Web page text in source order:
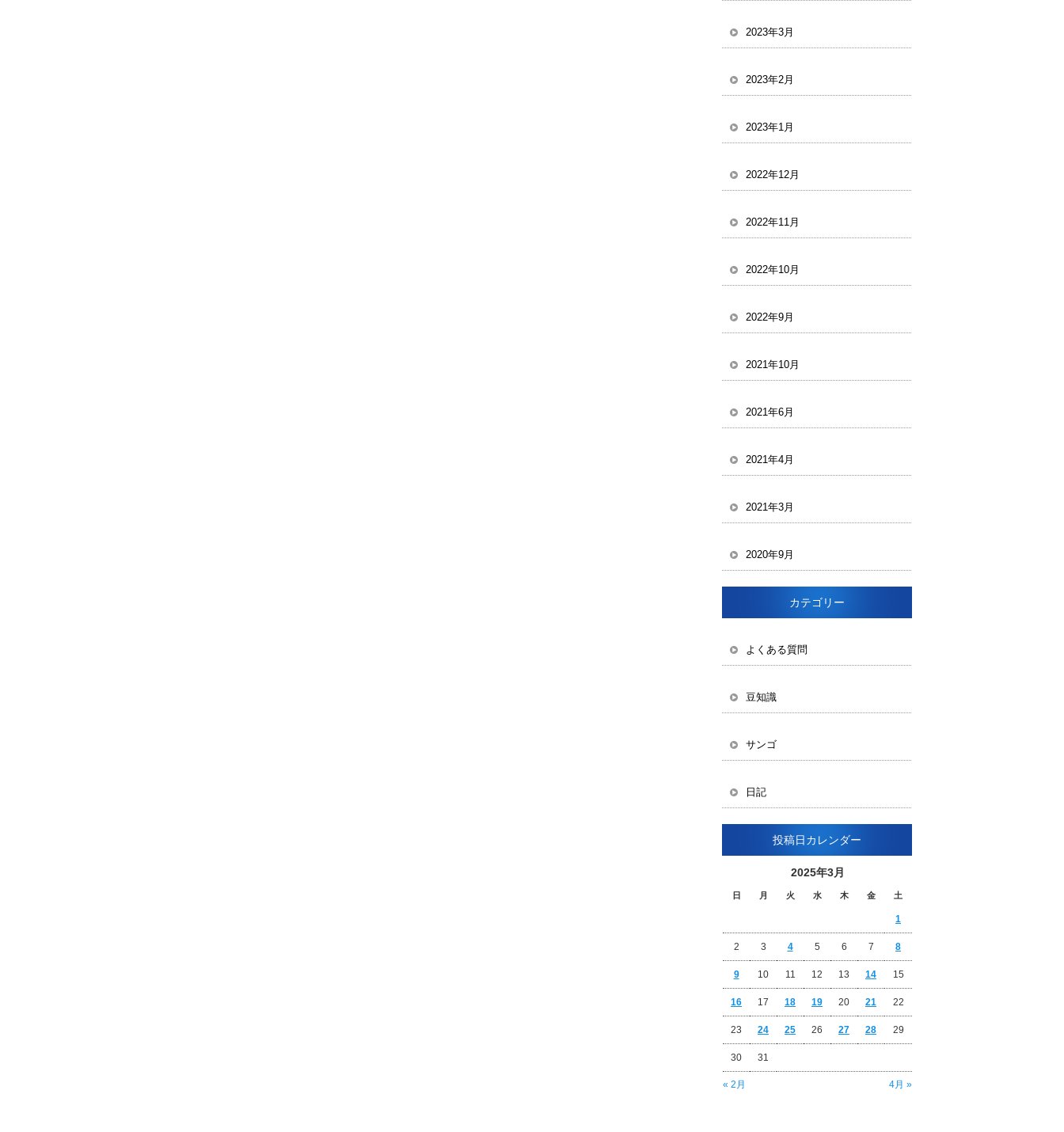
2023年3月
2023年2月
2023年1月
2022年12月
2022年11月
2022年10月
2022年9月
2021年10月
2021年6月
2021年4月
2021年3月
2020年9月
カテゴリー
よくある質問
豆知識
サンゴ
日記
投稿日カレンダー
2025年3月
日 月 火 水 木 金 土
« 2月 4月 »
1
2 3 4 5 6 7 8
9 10 11 12 13 14 15
16 17 18 19 20 21 22
23 24 25 26 27 28 29
30 31